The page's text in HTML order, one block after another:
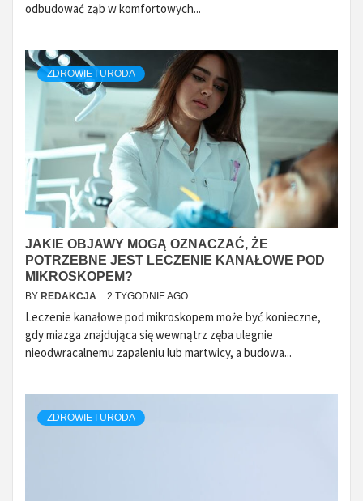
odbudować ząb w komfortowych...
ZDROWIE I URODA
JAKIE OBJAWY MOGĄ OZNACZAĆ, ŻE
POTRZEBNE JEST LECZENIE KANAŁOWE POD
MIKROSKOPEM?
BY REDAKCJA 2 TYGODNIE AGO
Leczenie kanałowe pod mikroskopem może być konieczne,
gdy miazga znajdująca się wewnątrz zęba ulegnie
nieodwracalnemu zapaleniu lub martwicy, a budowa...
ZDROWIE I URODA